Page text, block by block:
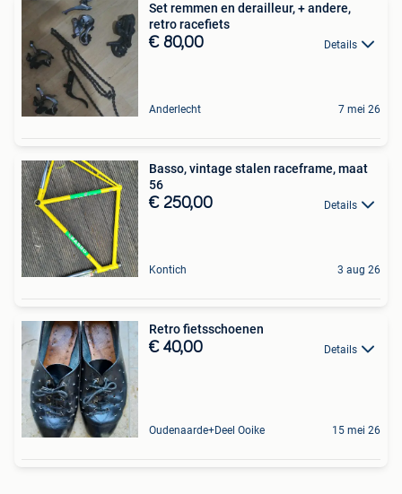
Set remmen en derailleur, + andere,
retro racefiets
€ 80,00 Details
Anderlecht 7 mei 26
Basso, vintage stalen raceframe, maat
56
€ 250,00 Details
Kontich 3 aug 26
Retro fietsschoenen
€ 40,00 Details
Oudenaarde+Deel Ooike 15 mei 26